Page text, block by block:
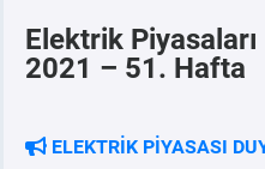
ÖRNEK FİNANS
Elektrik
2021 – 51. Hafta
ELEKTRİK PİYASASI